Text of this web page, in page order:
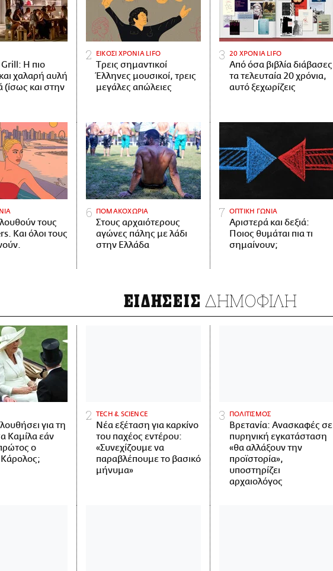
Grill: Η πιο
χαλαρή αυλή
(ίσως και στην
ΕΙΚΟΣΙ ΧΡΟΝΙΑ LIFO
Tρεις σημαντικοί
Έλληνες μουσικοί, τρεις
μεγάλες απώλειες
20 ΧΡΟΝΙΑ LIFO
Από όσα βιβλία διάβασες
τα τελευταία 20 χρόνια,
αυτό ξεχωρίζεις
τους
Και όλοι τους
ΠΟΜΑΚΟΧΩΡΙΑ
Στους αρχαιότερους
αγώνες πάλης με λάδι
στην Ελλάδα
ΟΠΤΙΚΗ ΓΩΝΙΑ
Αριστερά και δεξιά:
Ποιος θυμάται πια τι
σημαίνουν;
ΕΙΔΗΣΕΙΣ ΔΗΜΟΦΙΛΗ
για τη
Καμίλα εάν
ο
Κάρολος;
ΤECH & SCIENCE
Νέα εξέταση για καρκίνο
του παχέος εντέρου:
«Συνεχίζουμε να
παραβλέπουμε το βασικό
μήνυμα»
ΠΟΛΙΤΙΣΜΟΣ
Βρετανία: Ανασκαφές σε
πυρηνική εγκατάσταση
«θα αλλάξουν την
προϊστορία»,
υποστηρίζει
αρχαιολόγος